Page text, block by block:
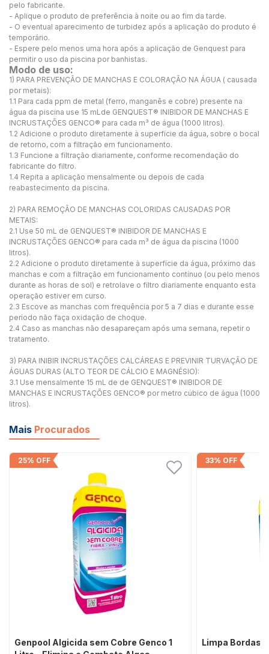
pelo fabricante.
- Aplique o produto de preferência à noite ou ao fim da tarde.
- O eventual aparecimento de turbidez após a aplicação do produto é
temporário.
- Espere pelo menos uma hora após a aplicação de Genquest para
permitir o uso da piscina por banhistas.
Modo de uso:
1) PARA PREVENÇÃO DE MANCHAS E COLORAÇÃO NA ÁGUA ( causada
por metais):
1.1 Para cada ppm de metal (ferro, manganês e cobre) presente na
água da piscina use 15 mLde GENQUEST® INIBIDOR DE MANCHAS E
INCRUSTAÇÕES GENCO® para cada m³ de água (1000 litros).
1.2 Adicione o produto diretamente à superfície da água, sobre o bocal
de retorno, com a filtração em funcionamento.
1.3 Funcione a filtração diariamente, conforme recomendação do
fabricante do filtro.
1.4 Repita a aplicação mensalmente ou depois de cada
reabastecimento da piscina.
2) PARA REMOÇÃO DE MANCHAS COLORIDAS CAUSADAS POR
METAIS:
2.1 Use 50 mL de GENQUEST® INIBIDOR DE MANCHAS E
INCRUSTAÇÕES GENCO® para cada m³ de água da piscina (1000
litros).
2.2 Adicione o produto diretamente à superfície da água, próximo das
manchas e com a filtração em funcionamento contínuo (ou pelo menos
durante as horas de sol) e retrolave o filtro diariamente enquanto esta
operação estiver em curso.
2.3 Escove as manchas com frequência por 5 a 7 dias e durante esse
período não faça oxidação de choque.
2.4 Caso as manchas não desapareçam após uma semana, repetir o
tratamento.
3) PARA INIBIR INCRUSTAÇÕES CALCÁREAS E PREVINIR TURVAÇÃO DE
ÁGUAS DURAS (ALTO TEOR DE CÁLCIO E MAGNÉSIO):
3.1 Use mensalmente 15 mL de de GENQUEST® INIBIDOR DE
MANCHAS E INCRUSTAÇÕES GENCO® por metro cúbico de água (1000
litros).
Mais Procurados
25% OFF
Genpool Algicida sem Cobre Genco 1
33% OFF
Limpa Bordas